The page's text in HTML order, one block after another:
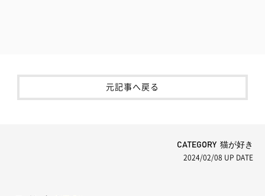
元記事へ戻る
CATEGORY 猫が好き
2024/02/08 UP DATE